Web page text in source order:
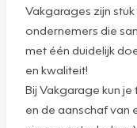
Vakgarages zijn
ondernemers die
met één duidelijk
en kwaliteit!
Bij Vakgarage kun
en de aanschaf van